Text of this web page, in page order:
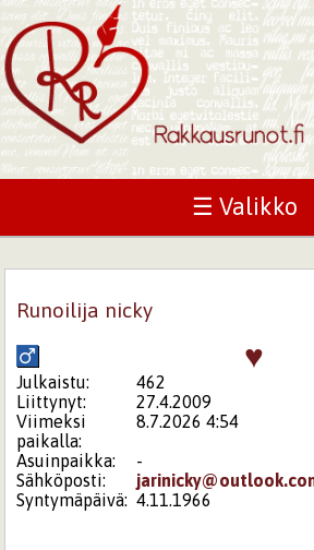
☰ Valikko
Runoilija nicky
♥
Julkaistu:
462
Liittynyt:
27.4.2009
Viimeksi
paikalla:
8.7.2026 4:54
Asuinpaikka:
-
Sähköposti:
Syntymäpäivä: 4.11.1966